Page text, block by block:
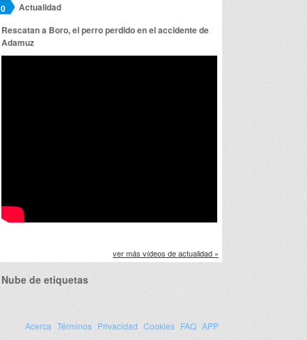
Actualidad
0
Rescatan a Boro, el perro perdido en el accidente de
Adamuz
ver más vídeos de actualidad »
Nube de etiquetas
Acerca Términos Privacidad Cookies FAQ APP